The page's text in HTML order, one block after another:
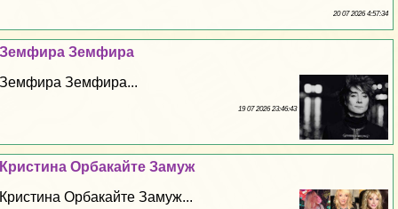
20 07 2026 4:57:34
Земфира Земфира
Земфира Земфира...
19 07 2026 23:46:43
Кристина Орбакайте Замуж
Кристина Орбакайте Замуж...